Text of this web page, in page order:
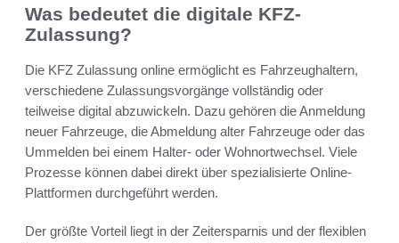
Was bedeutet die digitale KFZ-
Zulassung?
Die KFZ Zulassung online ermöglicht es Fahrzeughaltern,
verschiedene Zulassungsvorgänge vollständig oder
teilweise digital abzuwickeln. Dazu gehören die Anmeldung
neuer Fahrzeuge, die Abmeldung alter Fahrzeuge oder das
Ummelden bei einem Halter- oder Wohnortwechsel. Viele
Prozesse können dabei direkt über spezialisierte Online-
Plattformen durchgeführt werden.
Der größte Vorteil liegt in der Zeitersparnis und der flexiblen